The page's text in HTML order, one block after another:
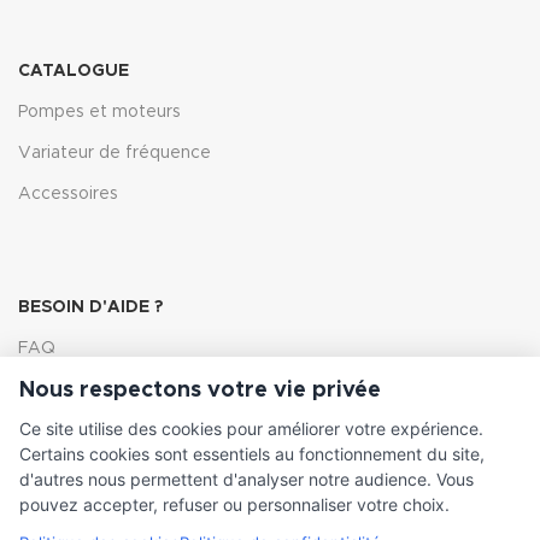
CATALOGUE
Pompes et moteurs
Variateur de fréquence
Accessoires
BESOIN D'AIDE ?
FAQ
Lexique
Comment choisir ma pompe
Nous respectons votre vie privée
Ce site utilise des cookies pour améliorer votre expérience.
Certains cookies sont essentiels au fonctionnement du site,
d'autres nous permettent d'analyser notre audience. Vous
pouvez accepter, refuser ou personnaliser votre choix.